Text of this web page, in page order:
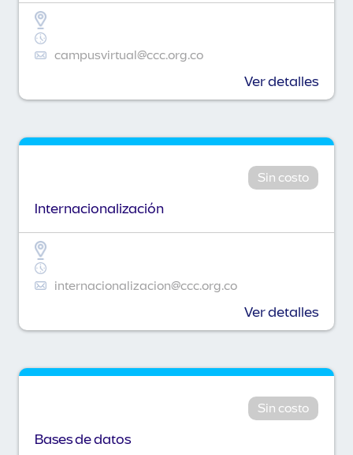
campusvirtual@ccc.org.co
Ver detalles
Sin costo
Internacionalización
internacionalizacion@ccc.org.co
Ver detalles
Sin costo
Bases de datos